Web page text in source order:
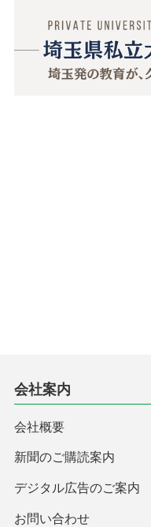
会社案内
会社概要
新聞のご購読案内
デジタル広告のご案内
お問い合わせ